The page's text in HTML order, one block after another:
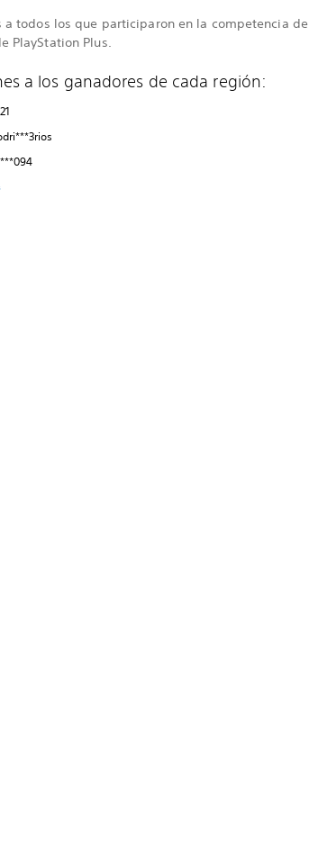
a todos los que participaron en la competencia de
PlayStation Plus.
a los ganadores de cada región: